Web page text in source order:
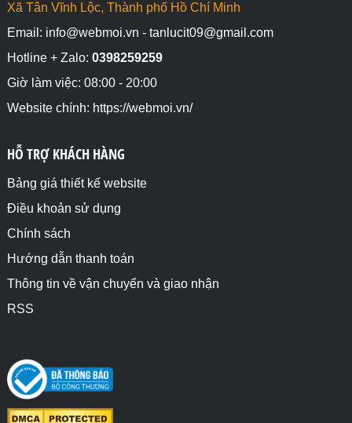
Xã Tân Vĩnh Lộc, Thành phố Hồ Chí Minh
Email: info@webmoi.vn - tanlucit09@gmail.com
Hotline + Zalo: 0398259259
Giờ làm việc: 08:00 - 20:00
Website chính: https://webmoi.vn/
HỖ TRỢ KHÁCH HÀNG
Bảng giá thiết kế website
Điều khoản sử dụng
Chính sách
Hướng dẫn thanh toán
Thông tin về vận chuyển và giao nhận
RSS